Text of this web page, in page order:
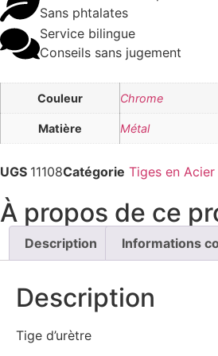
Sans phtalates
Service bilingue
Conseils sans jugement
Couleur Chrome
Matière Métal
UGS 11108Catégorie Tiges en
À propos de ce
Description Informations
Description
Tige d’urètre